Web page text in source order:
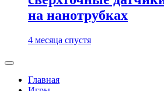
на нанотрубках
4 месяца спустя
Главная